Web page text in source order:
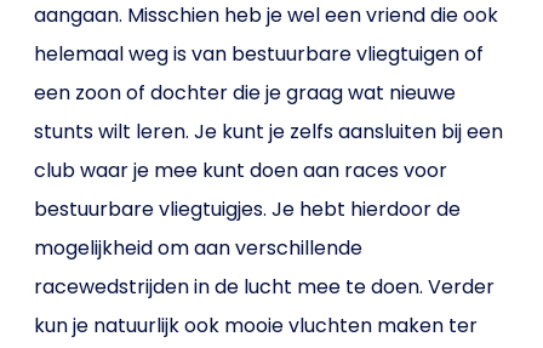
aangaan. Misschien heb je wel een vriend die ook
helemaal weg is van bestuurbare vliegtuigen of
een zoon of dochter die je graag wat nieuwe
stunts wilt leren. Je kunt je zelfs aansluiten bij een
club waar je mee kunt doen aan races voor
bestuurbare vliegtuigjes. Je hebt hierdoor de
mogelijkheid om aan verschillende
racewedstrijden in de lucht mee te doen. Verder
kun je natuurlijk ook mooie vluchten maken ter